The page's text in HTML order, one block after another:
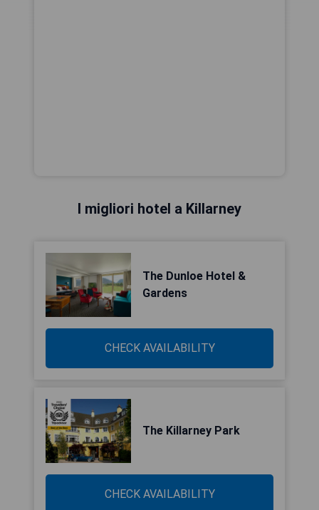
I migliori hotel a Killarney
The Dunloe Hotel &
Gardens
CHECK AVAILABILITY
The Killarney Park
CHECK AVAILABILITY